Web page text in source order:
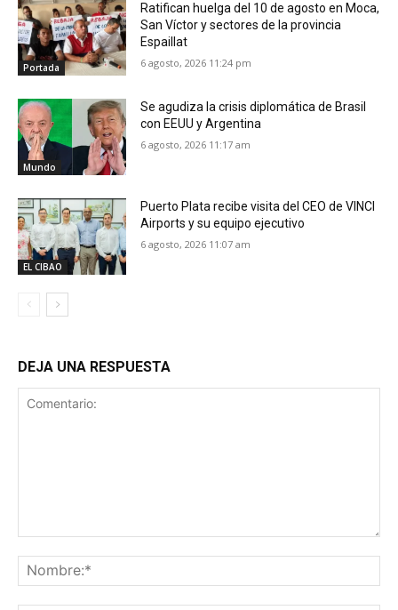
Portada
Ratifican huelga del 10 de agosto en Moca,
San Víctor y sectores de la provincia
Espaillat
6 agosto, 2026 11:24 pm
Mundo
Se agudiza la crisis diplomática de Brasil
con EEUU y Argentina
6 agosto, 2026 11:17 am
EL CIBAO
Puerto Plata recibe visita del CEO de VINCI
Airports y su equipo ejecutivo
6 agosto, 2026 11:07 am
DEJA UNA RESPUESTA